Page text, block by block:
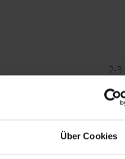
Über Cookies
2-3
ab